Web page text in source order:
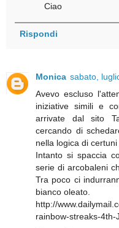
Ciao
Rispondi
Monica sabato,
Avevo escluso
iniziative simili e
arrivate dal sito
cercando di
nella logica di
Intanto si spaccia
serie di arcobaleni
Tra poco ci
bianco oleato.
http://
rainbow-streaks-4th-